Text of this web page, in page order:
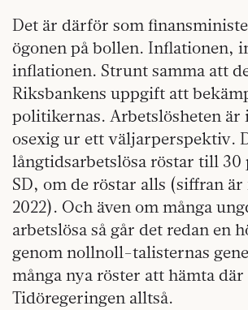
Det är därför som
ögonen på bollen. Inflationen,
inflationen. Strunt samma att
Riksbankens uppgift att
politikernas. Arbetslösheten är
osexig ur ett väljarperspektiv.
långtidsarbetslösa röstar till 30
SD, om de röstar alls (siffran
2022). Och även om många
arbetslösa så går det redan en
genom nollnoll-talisternas
många nya röster att hämta
Tidöregeringen alltså.